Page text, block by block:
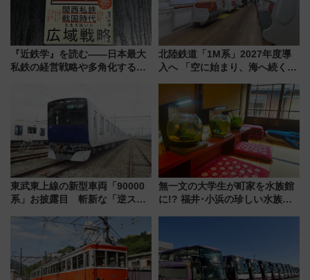
『近鉄学』を読む――日本最大
私鉄の経営戦略や多角化する事
北陸鉄道「1M系」2027年度導
入へ 「空に始まり、海へ続く」
神秘的なデザイン
東武東上線の新型車両「90000
系」お披露目 斬新な「逆スラ
放的な車内空間に注目、デビュ
ーは9月
無一文の大学生が町家を水族館
に!? 福井･小浜の珍しい水族
浜観光レポ 第2弾